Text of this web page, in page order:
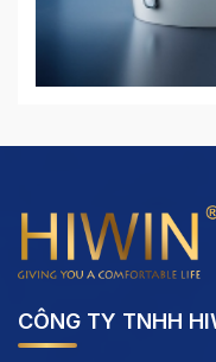
CÔNG TY TNHH